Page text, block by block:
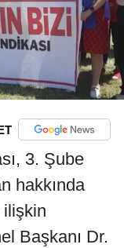
3. Şube
hakkında
Başkanı Dr.